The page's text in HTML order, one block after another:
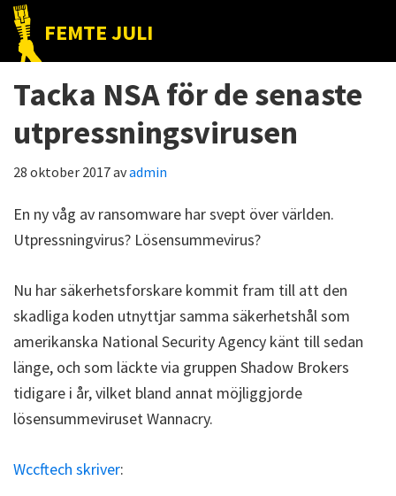
Hoppa
huvudnavigering
Hoppa
huvudinnehåll
Hoppa
det
primära
FEMTE JULI
Nätet
till
folket!
Tacka NSA för de senaste
utpressningsvirusen
28 oktober 2017avadmin
En ny våg av ransomware har svept över världen.
Utpressningvirus? Lösensummevirus?
Nu har säkerhetsforskare kommit fram till att den
skadliga koden utnyttjar samma säkerhetshål som
amerikanska National Security Agency känt till sedan
länge, och som läckte via gruppen Shadow Brokers
tidigare i år, vilket bland annat möjliggjorde
lösensummeviruset Wannacry.
Wccftech skriver: